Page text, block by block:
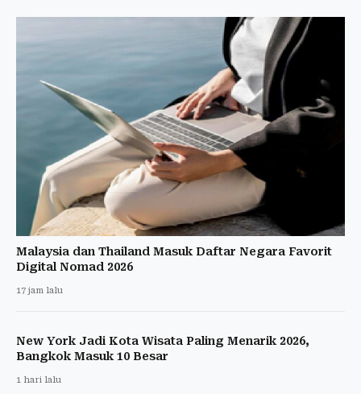
Malaysia dan Thailand Masuk Daftar Negara Favorit
Digital Nomad 2026
17 jam lalu
New York Jadi Kota Wisata Paling Menarik 2026,
Bangkok Masuk 10 Besar
1 hari lalu